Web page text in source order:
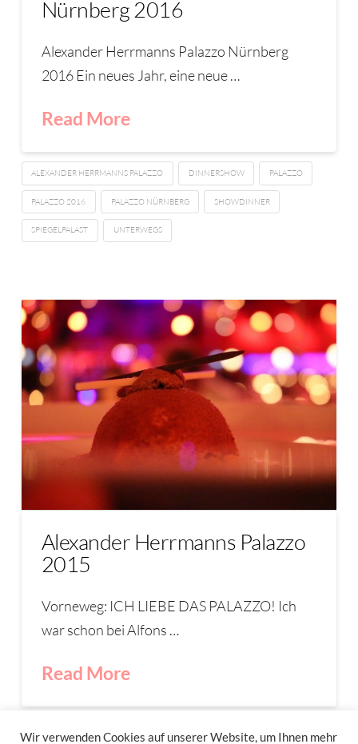
Nürnberg 2016
Alexander Herrmanns Palazzo Nürnberg
2016 Ein neues Jahr, eine neue …
Read More
ALEXANDER HERRMANNS PALAZZO DINNERSHOW PALAZZO
PALAZZO 2016 PALAZZO NÜRNBERG SHOWDINNER
SPIEGELPALAST UNTERWEGS
Alexander Herrmanns Palazzo
2015
Vorneweg: ICH LIEBE DAS PALAZZO! Ich
war schon bei Alfons …
Read More
Wir verwenden Cookies auf unserer Website, um Ihnen mehr